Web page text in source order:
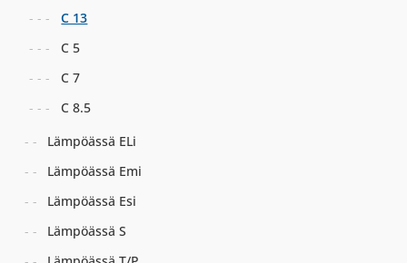
C 13
C 5
C 7
C 8.5
Lämpöässä ELi
Lämpöässä Emi
Lämpöässä Esi
Lämpöässä S